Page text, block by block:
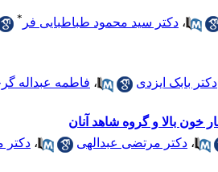
، دکتر سید محمود طباطبایی فر *
دکتر بابک ایزدی ، فاطمه عبداله
، دکتر مرتضی عبدالهی ، دکتر